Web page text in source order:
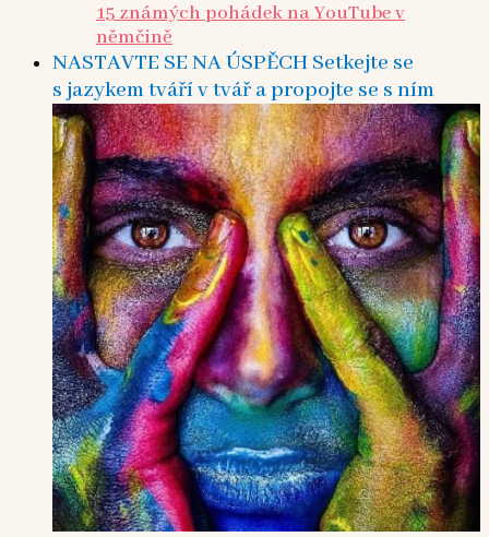
15 známých pohádek na YouTube v
němčině
NASTAVTE SE NA ÚSPĚCH Setkejte se
s jazykem tváří v tvář a propojte se s ním